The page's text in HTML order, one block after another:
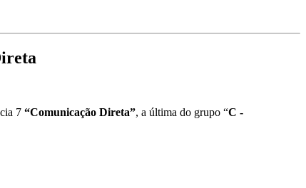
7 “Comunicação Direta”, a última do grupo “C -